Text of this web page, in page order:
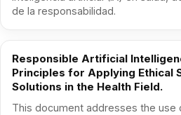
de la responsabilidad.
Responsible Artificial
Principles for Applying Ethical
Solutions in the Health Field.
This document addresses the use